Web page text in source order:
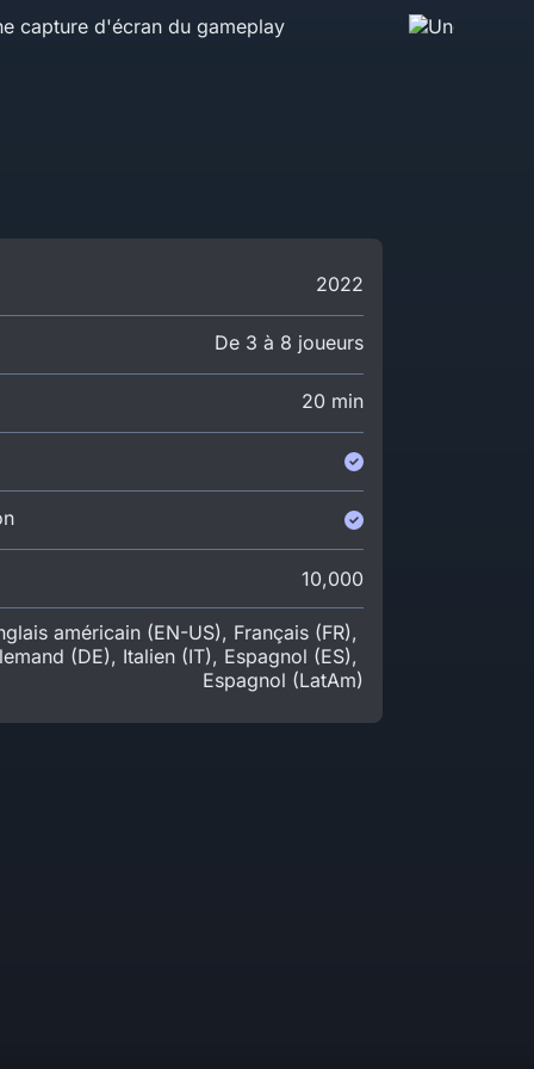
2022
De 3 à 8 joueurs
20 min
10,000
américain (EN-US), Français (FR),
(DE), Italien (IT), Espagnol (ES),
Espagnol (LatAm)